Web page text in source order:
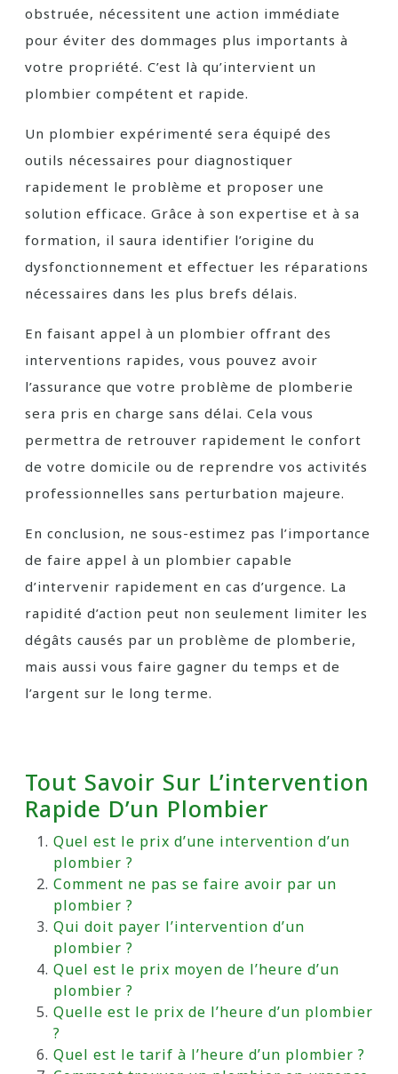
obstruée, nécessitent une action immédiate
pour éviter des dommages plus importants à
votre propriété. C’est là qu’intervient un
plombier compétent et rapide.
Un plombier expérimenté sera équipé des
outils nécessaires pour diagnostiquer
rapidement le problème et proposer une
solution efficace. Grâce à son expertise et à sa
formation, il saura identifier l’origine du
dysfonctionnement et effectuer les réparations
nécessaires dans les plus brefs délais.
En faisant appel à un plombier offrant des
interventions rapides, vous pouvez avoir
l’assurance que votre problème de plomberie
sera pris en charge sans délai. Cela vous
permettra de retrouver rapidement le confort
de votre domicile ou de reprendre vos activités
professionnelles sans perturbation majeure.
En conclusion, ne sous-estimez pas l’importance
de faire appel à un plombier capable
d’intervenir rapidement en cas d’urgence. La
rapidité d’action peut non seulement limiter les
dégâts causés par un problème de plomberie,
mais aussi vous faire gagner du temps et de
l’argent sur le long terme.
Tout Savoir Sur L’intervention
Rapide D’un Plombier
Quel est le prix d’une intervention d’un
plombier ?
Comment ne pas se faire avoir par un
plombier ?
Qui doit payer l’intervention d’un
plombier ?
Quel est le prix moyen de l’heure d’un
plombier ?
Quelle est le prix de l’heure d’un plombier
?
Quel est le tarif à l’heure d’un plombier ?